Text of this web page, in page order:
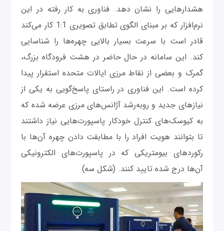
هشدارهایی را نشان دهد. فناوری به کار رفته در این
نرم‌افزار که بر مبنای الگوی تطابق تصویری 1:1 کار می‌کند
قادر است با سرعت بسیار بالایی چهره‌ها را شناسایی
کند. این سامانه در حال حاضر در هشت فرودگاه بزرگ،
گمرک و بعضی از نقاط مرزی ایالات متحده استقرار پیدا
کرده است. این فناوری در راستای پاسخ‌گویی به یکی از
نیازهای جدید و روبه‌رشد آژانس‌های مرزی عرضه شده که
به کیوسک‌های کنترل خودکار پاسپورت‌هایی نیاز داشتند
تا بتوانند هویت افراد را با مطابقت دادن چهره‌ آن‌ها با
رکوردهای بیومتریکی که در پاسپورت‌های الکترونیکی
آن‌ها درج شده تایید کنند. (شکل سه)